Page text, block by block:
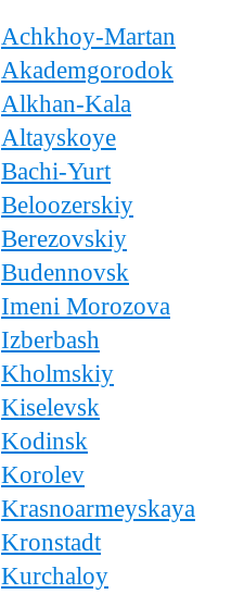
Achkhoy-Martan
Akademgorodok
Alkhan-Kala
Altayskoye
Bachi-Yurt
Beloozerskiy
Berezovskiy
Budennovsk
Imeni Morozova
Izberbash
Kholmskiy
Kiselevsk
Kodinsk
Korolev
Krasnoarmeyskaya
Kronstadt
Kurchaloy